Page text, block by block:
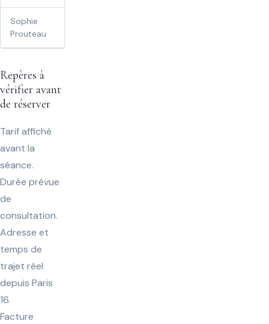
Sophie
Prouteau
Repères à
vérifier avant
de réserver
Tarif affiché
avant la
séance.
Durée prévue
de
consultation.
Adresse et
temps de
trajet réel
depuis Paris
16.
Facture